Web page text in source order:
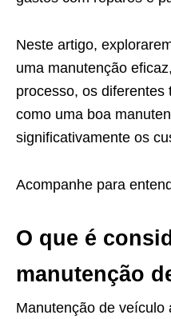
Neste artigo,
uma manutenção
processo, os
como uma boa
significativamente os
Acompanhe para
O que é
manutenção
Manutenção de veículo